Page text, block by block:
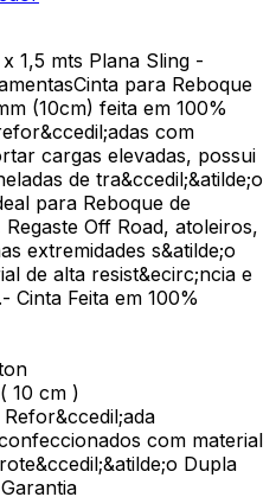
1,5 mts Plana Sling -
para Reboque
(10cm) feita em 100%
com
cargas elevadas, possui
de tra&ccedil;&atilde;o
para Reboque de
Off Road, atoleiros,
extremidades s&atilde;o
de alta resist&ecirc;ncia e
Cinta Feita em 100%
10 cm )
com material
Dupla